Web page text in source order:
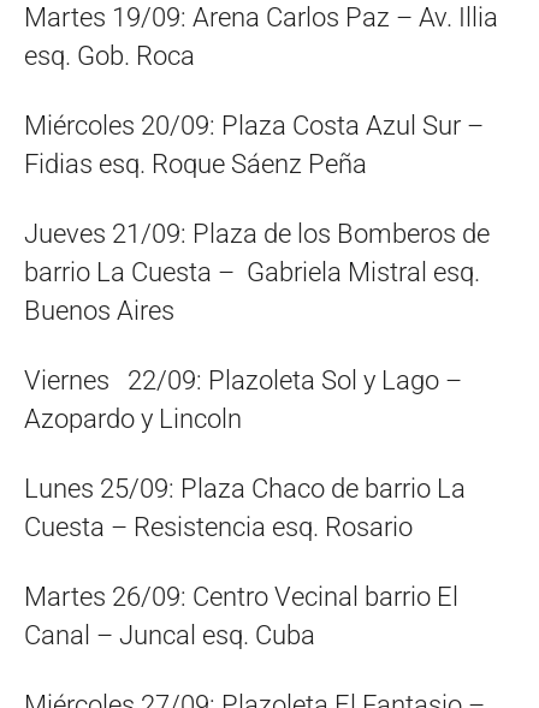
Martes 19/09: Arena Carlos Paz – Av. Illia
esq. Gob. Roca
Miércoles 20/09: Plaza Costa Azul Sur –
Fidias esq. Roque Sáenz Peña
Jueves 21/09: Plaza de los Bomberos de
barrio La Cuesta – Gabriela Mistral esq.
Buenos Aires
Viernes 22/09: Plazoleta Sol y Lago –
Azopardo y Lincoln
Lunes 25/09: Plaza Chaco de barrio La
Cuesta – Resistencia esq. Rosario
Martes 26/09: Centro Vecinal barrio El
Canal – Juncal esq. Cuba